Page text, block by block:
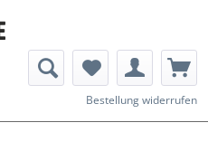
Bestellung widerrufen